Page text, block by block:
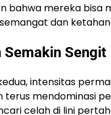
bahwa mereka bisa
dan
Sengit
intensitas
terus mendominasi
celah di lini